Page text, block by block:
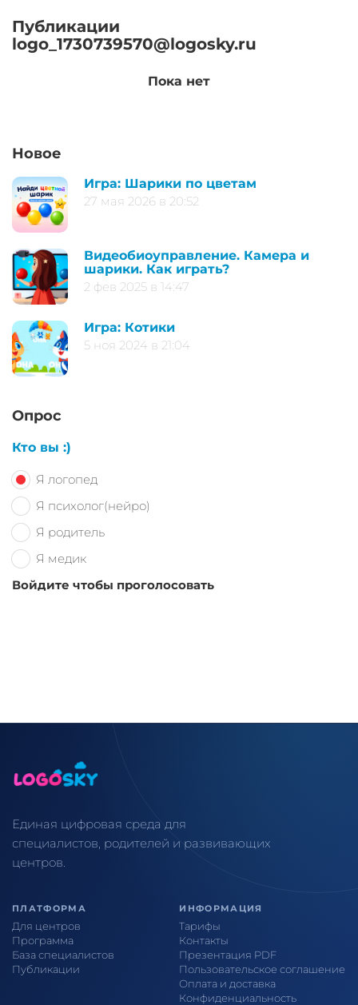
Публикации
logo_1730739570@logosky.ru
Пока нет
Новое
Игра: Шарики по цветам
27 мая 2026 в 20:52
Видеобиоуправление. Камера и
шарики. Как играть?
2 фев 2025 в 14:47
Игра: Котики
5 ноя 2024 в 21:04
Опрос
Кто вы :)
Я логопед
Я психолог(нейро)
Я родитель
Я медик
Войдите чтобы проголосовать
Единая цифровая среда для
специалистов, родителей и развивающих
центров.
ПЛАТФОРМА
Для центров
Программа
База специалистов
Публикации
ИНФОРМАЦИЯ
Тарифы
Контакты
Презентация PDF
Пользовательское соглашение
Оплата и доставка
Конфиденциальность